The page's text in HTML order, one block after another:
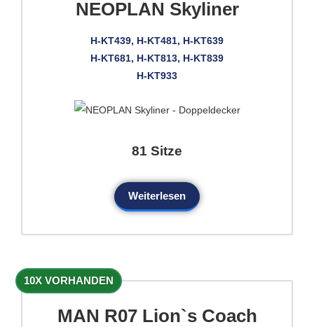
NEOPLAN Skyliner
H-KT439, H-KT481, H-KT639
H-KT681, H-KT813, H-KT839
H-KT933
81 Sitze
Weiterlesen
10X VORHANDEN
MAN R07 Lion`s Coach